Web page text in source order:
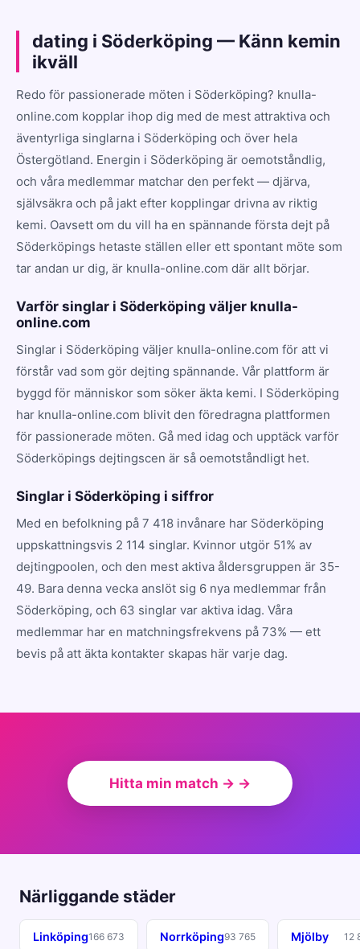
dating i Söderköping — Känn kemin
ikväll
Redo för passionerade möten i Söderköping? knulla-
online.com kopplar ihop dig med de mest attraktiva och
äventyrliga singlarna i Söderköping och över hela
Östergötland. Energin i Söderköping är oemotståndlig,
och våra medlemmar matchar den perfekt — djärva,
självsäkra och på jakt efter kopplingar drivna av riktig
kemi. Oavsett om du vill ha en spännande första dejt på
Söderköpings hetaste ställen eller ett spontant möte som
tar andan ur dig, är knulla-online.com där allt börjar.
Varför singlar i Söderköping väljer knulla-
online.com
Singlar i Söderköping väljer knulla-online.com för att vi
förstår vad som gör dejting spännande. Vår plattform är
byggd för människor som söker äkta kemi. I Söderköping
har knulla-online.com blivit den föredragna plattformen
för passionerade möten. Gå med idag och upptäck varför
Söderköpings dejtingscen är så oemotståndligt het.
Singlar i Söderköping i siffror
Med en befolkning på 7 418 invånare har Söderköping
uppskattningsvis 2 114 singlar. Kvinnor utgör 51% av
dejtingpoolen, och den mest aktiva åldersgruppen är 35-
49. Bara denna vecka anslöt sig 6 nya medlemmar från
Söderköping, och 63 singlar var aktiva idag. Våra
medlemmar har en matchningsfrekvens på 73% — ett
bevis på att äkta kontakter skapas här varje dag.
Hitta min match → →
Närliggande städer
Linköping166 673 Norrköping93 765 Mjölby 12